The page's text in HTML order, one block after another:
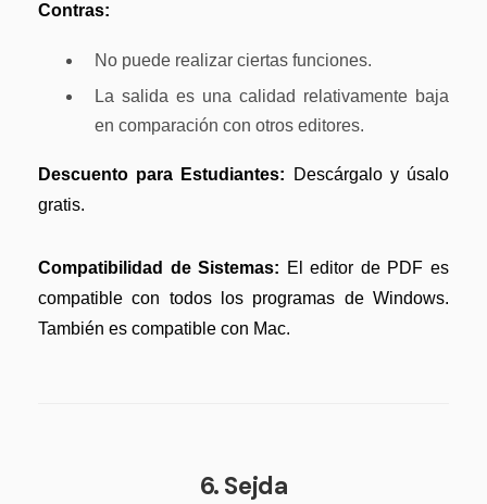
Contras:
No puede realizar ciertas funciones.
La salida es una calidad relativamente baja
en comparación con otros editores.
Descuento para Estudiantes: Descárgalo y úsalo
gratis.
Compatibilidad de Sistemas: El editor de PDF es
compatible con todos los programas de Windows.
También es compatible con Mac.
6. Sejda